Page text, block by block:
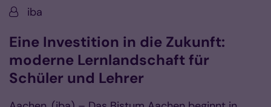
Von:iba
Eine Investition in die Zukunft:
moderne Lernlandschaft für
Schüler und Lehrer